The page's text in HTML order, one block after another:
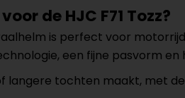
de HJC F71 Tozz?
is perfect voor
een fijne pasvorm
langere tochten maakt, met